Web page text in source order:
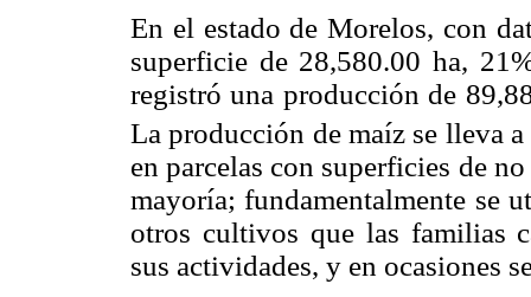
En el estado de Morelos, con
superficie de 28,580.00 ha,
registró una producción de
La producción de maíz se lleva
en parcelas con superficies de
mayoría; fundamentalmente se
otros cultivos que las familias
sus actividades, y en ocasiones